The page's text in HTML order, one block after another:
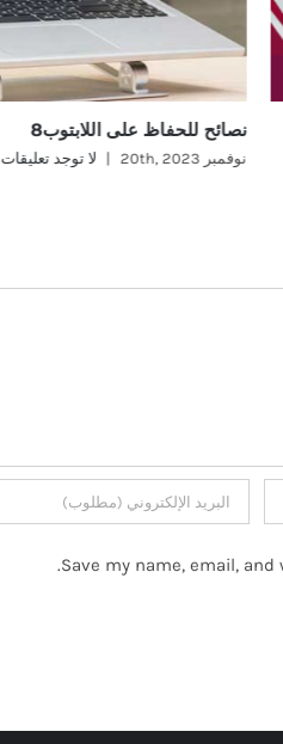
نصائح للحفاظ على اللابتوب8
نوفمبر 20th, 2023 | لا توجد تعليقات
Save my name, email,